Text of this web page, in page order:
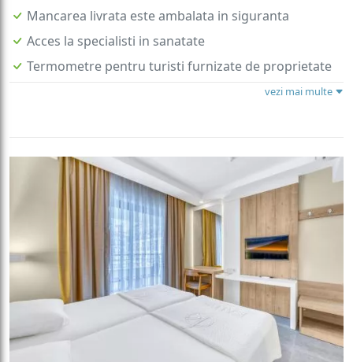
Mancarea livrata este ambalata in siguranta
Acces la specialisti in sanatate
Termometre pentru turisti furnizate de proprietate
vezi mai multe